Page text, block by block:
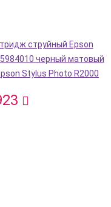
струйный Epson
черный матовый
Stylus Photo R2000